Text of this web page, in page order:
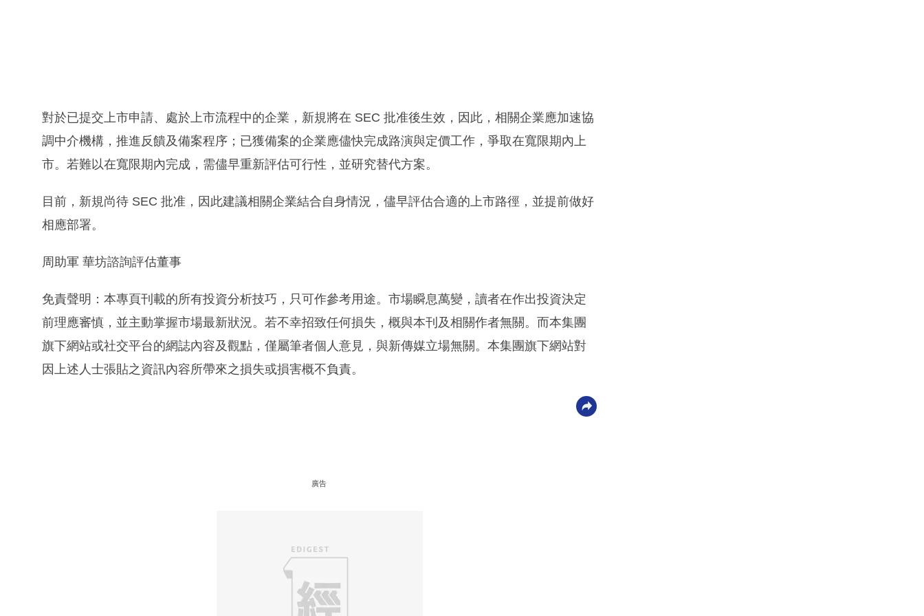
對於已提交上市申請、處於上市流程中的企業，新規將在 SEC 批准後生效，因此，相關企業應加速協
調中介機構，推進反饋及備案程序；已獲備案的企業應儘快完成路演與定價工作，爭取在寬限期內上
市。若難以在寬限期內完成，需儘早重新評估可行性，並研究替代方案。
目前，新規尚待 SEC 批准，因此建議相關企業結合自身情況，儘早評估合適的上市路徑，並提前做好
相應部署。
周助軍 華坊諮詢評估董事
免責聲明：本專頁刊載的所有投資分析技巧，只可作參考用途。市場瞬息萬變，讀者在作出投資決定
前理應審慎，並主動掌握市場最新狀況。若不幸招致任何損失，概與本刊及相關作者無關。而本集團
旗下網站或社交平台的網誌內容及觀點，僅屬筆者個人意見，與新傳媒立場無關。本集團旗下網站對
因上述人士張貼之資訊內容所帶來之損失或損害概不負責。
廣告